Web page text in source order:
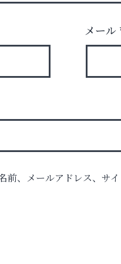
メール
、メールアドレス、サイ